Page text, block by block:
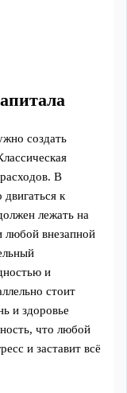
создать
В
к
лежать на
любой внезапной
и
стоит
и здоровье
что любой
и заставит всё